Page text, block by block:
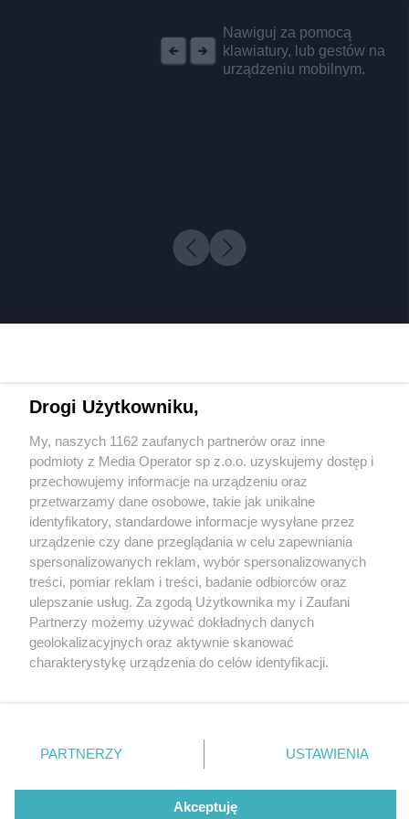
Nawiguj za pomocą
klawiatury, lub gestów na
urządzeniu mobilnym.
2 / 0
Wydawca mediów lokalnych
Nie zapomnij
zapoznać się z:
polityką prywatności
Twojemiasto
Piekary Śląskie
Chorzów
Tarnowskie Góry
Gliwice
Skontakuj sięz nami
Kontakt
Redakcja
Newsletter
Drogi Użytkowniku,
My, naszych 1162 zaufanych partnerów oraz inne
podmioty z Media Operator sp z.o.o. uzyskujemy dostęp i
przechowujemy informacje na urządzeniu oraz
przetwarzamy dane osobowe, takie jak unikalne
identyfikatory, standardowe informacje wysyłane przez
urządzenie czy dane przeglądania w celu zapewniania
spersonalizowanych reklam, wybór spersonalizowanych
treści, pomiar reklam i treści, badanie odbiorców oraz
ulepszanie usług. Za zgodą Użytkownika my i Zaufani
Partnerzy możemy używać dokładnych danych
geolokalizacyjnych oraz aktywnie skanować
charakterystykę urządzenia do celów identyfikacji.
zmienić/wycofać klikając przycisk ustawień prywatności
znajdujący się w lewym dolnym rogu strony
rodzaje przetwarzania danych nie wymagają zgody
użytkownika, ale masz prawo sprzeciwić się takiemu
PARTNERZY USTAWIENIA
Akceptuję